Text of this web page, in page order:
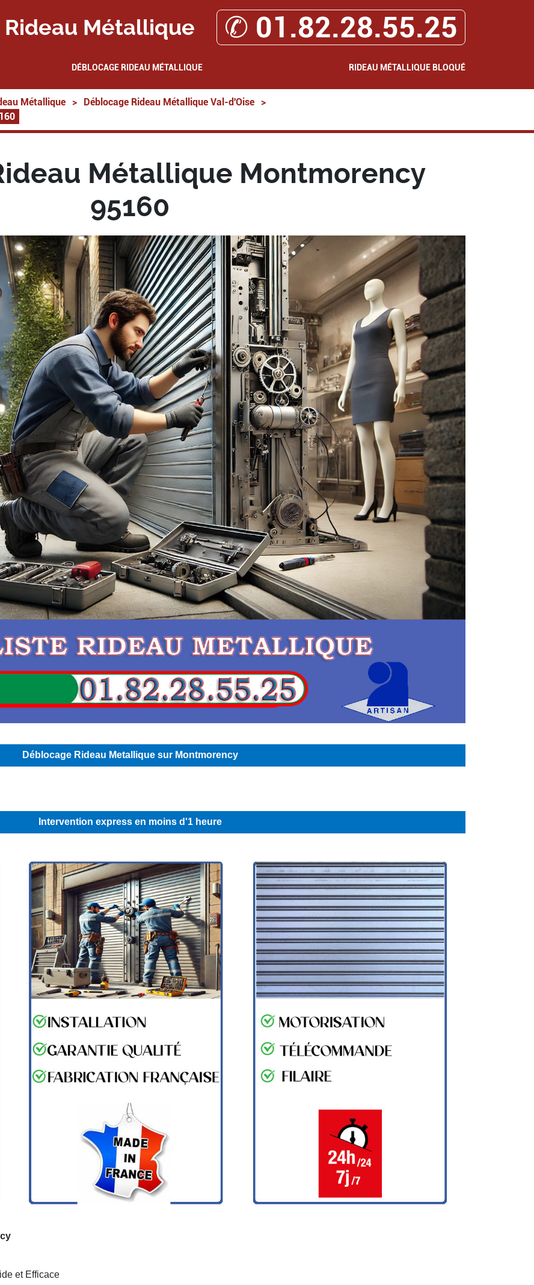
Rideau Métallique ✆ 01.82.28.55.25
DÉBLOCAGE RIDEAU MÉTALLIQUE RIDEAU MÉTALLIQUE BLOQUÉ
Métallique > Déblocage Rideau Métallique Val-d'Oise
>
Métallique Montmorency
95160
Déblocage Rideau Metallique sur Montmorency
Intervention express en moins d'1 heure
et Efficace